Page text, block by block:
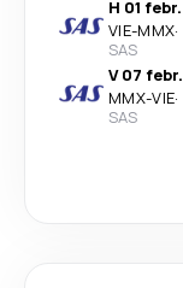
H 01 febr.
VIE-MMX·
SAS
V 07 febr.
MMX-VIE·
SAS